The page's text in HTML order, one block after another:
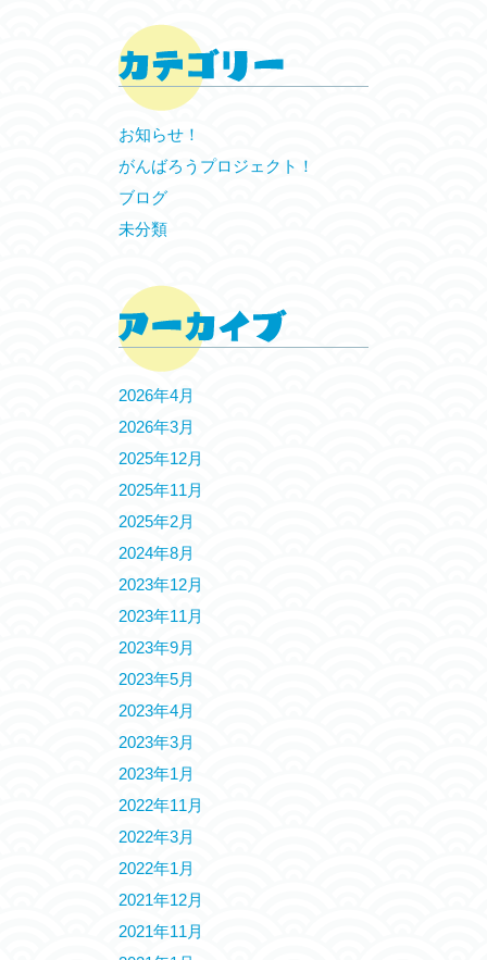
お知らせ！
がんばろうプロジェクト！
ブログ
未分類
2026年4月
2026年3月
2025年12月
2025年11月
2025年2月
2024年8月
2023年12月
2023年11月
2023年9月
2023年5月
2023年4月
2023年3月
2023年1月
2022年11月
2022年3月
2022年1月
2021年12月
2021年11月